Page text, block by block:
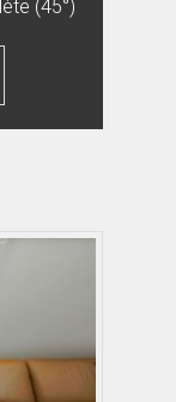
(45°)